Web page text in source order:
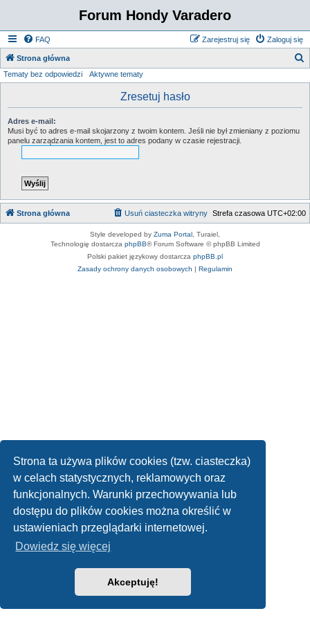
Strona ta używa plików cookies (tzw. ciasteczka)
w celach statystycznych, reklamowych oraz
funkcjonalnych. Warunki przechowywania lub
dostępu do plików cookies można określić w
ustawieniach przeglądarki internetowej.
Dowiedz się więcej
Akceptuję!
Forum Hondy Varadero
FAQ Zaloguj się
Zarejestruj się
Strona główna
Tematy bez odpowiedzi Aktywne tematy
Zresetuj hasło
Adres e-mail:
Musi być to adres e-mail skojarzony z twoim kontem. Jeśli nie był zmieniany z poziomu
panelu zarządzania kontem, jest to adres podany w czasie rejestracji.
Strona główna Strefa czasowa UTC+02:00
Usuń ciasteczka witryny
Style developed by Zuma Portal , Turaiel,
Technologię dostarcza phpBB® Forum Software © phpBB Limited
Polski pakiet językowy dostarcza phpBB.pl
Zasady ochrony danych osobowych | Regulamin